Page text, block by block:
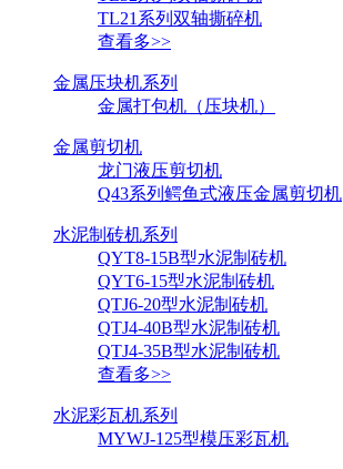
TL21系列双轴撕碎机
查看多>>
金属压块机系列
金属打包机（压块机）
金属剪切机
龙门液压剪切机
Q43系列鳄鱼式液压金属剪切机
水泥制砖机系列
QYT8-15B型水泥制砖机
QYT6-15型水泥制砖机
QTJ6-20型水泥制砖机
QTJ4-40B型水泥制砖机
QTJ4-35B型水泥制砖机
查看多>>
水泥彩瓦机系列
MYWJ-125型模压彩瓦机